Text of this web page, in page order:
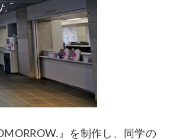
』を制作し、同学の